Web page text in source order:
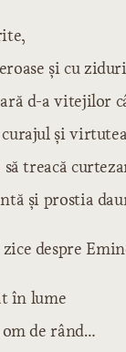
şi cu
d-a vitejilor
şi
treacă
şi prostia
despre
în lume
de rând…